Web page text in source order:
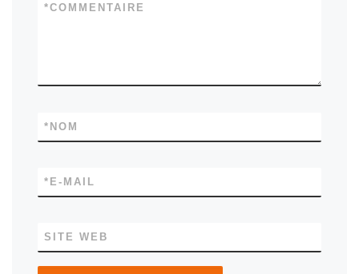
COMMENTAIRE
*
NOM
*
E-MAIL
*
SITE WEB